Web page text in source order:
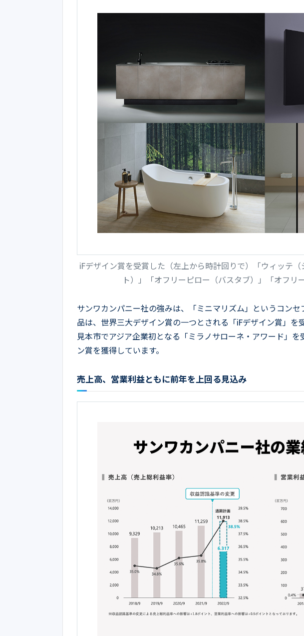
iFデザイン賞を受賞した（左上から時計回りで）「ウィッテ
ト）」「オフリーピロー（バスタブ）」「オフリ
サンワカンパニー社の強みは、「ミニマリズム」というコン
品は、世界三大デザイン賞の一つとされる「iFデザイン賞」を
見本市でアジア企業初となる「ミラノサローネ・アワード」
ン賞を獲得しています。
売上高、営業利益ともに前年を上回る見込み